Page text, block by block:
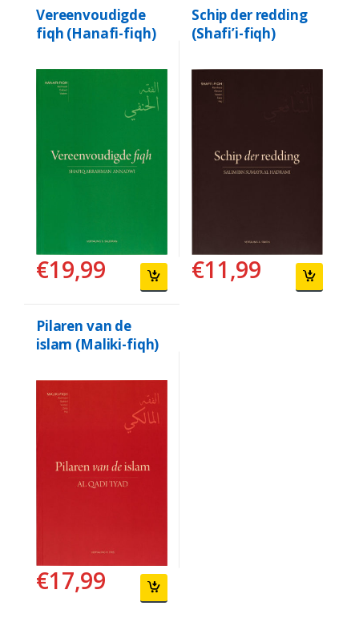
Vereenvoudigde
fiqh (Hanafi-fiqh)
€19,99
Schip der redding
(Shafi’i-fiqh)
€11,99
Pilaren van de
islam (Maliki-fiqh)
€17,99